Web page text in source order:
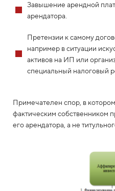
Завышение арендной
арендатора.
Претензии к самому
например в ситуации
активов на ИП или
специальный налоговый
Примечателен спор, в
фактическим собственником
его арендатора, а не